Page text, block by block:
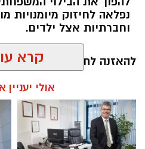
נפלאה לחיזוק מיומנויות
וחברתיות אצל ילדים.
להאזנה לתוכן:
אלדה נתנאל / 10:26 26.07.26
קרא
אולי יעניין